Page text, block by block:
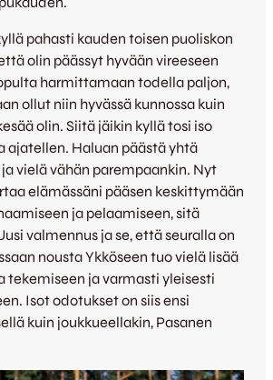
pahasti kauden toisen puoliskon
olin päässyt hyvään vireeseen
harmittamaan todella paljon,
ollut niin hyvässä kunnossa kuin
olin. Siitä jäikin kyllä tosi iso
ajatellen. Haluan päästä yhtä
vielä vähän parempaankin. Nyt
elämässäni pääsen keskittymään
ja pelaamiseen, sitä
valmennus ja se, että seuralla on
nousta Ykköseen tuo vielä lisää
tekemiseen ja varmasti yleisesti
Isot odotukset on siis ensi
kuin joukkueellakin, Pasanen